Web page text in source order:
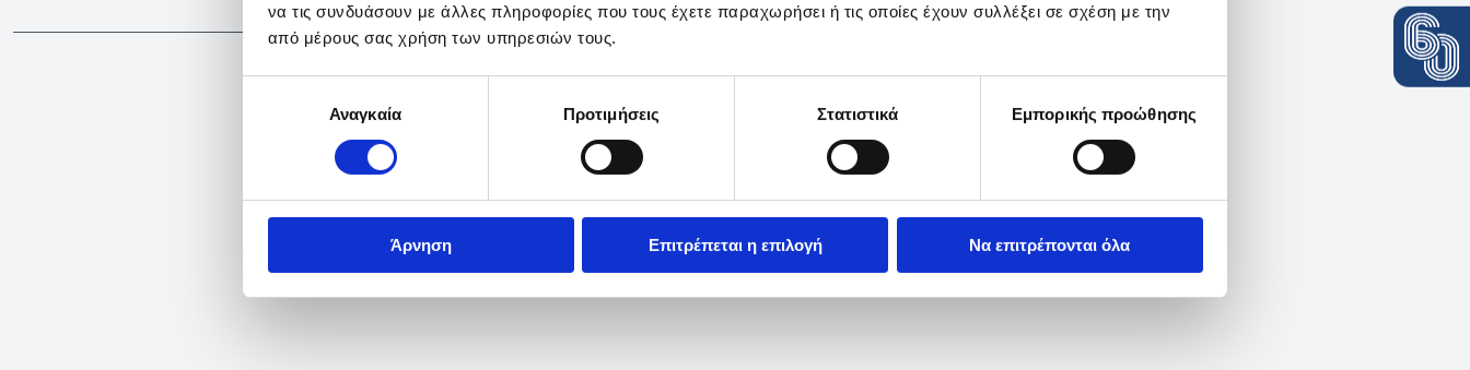
να τις συνδυάσουν με άλλες πληροφορίες που τους έχετε παραχωρήσει ή τις οποίες έχουν συλλέξει σε σχέση με την
από μέρους σας χρήση των υπηρεσιών τους.
συγκατάθεσηςΑναγκαία Προτιμήσεις Στατιστικά Εμπορικής προώθησης
Άρνηση Επιτρέπεται η επιλογή Να επιτρέπονται όλα